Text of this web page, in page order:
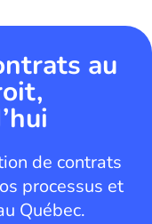
au
de contrats
processus et
Québec.